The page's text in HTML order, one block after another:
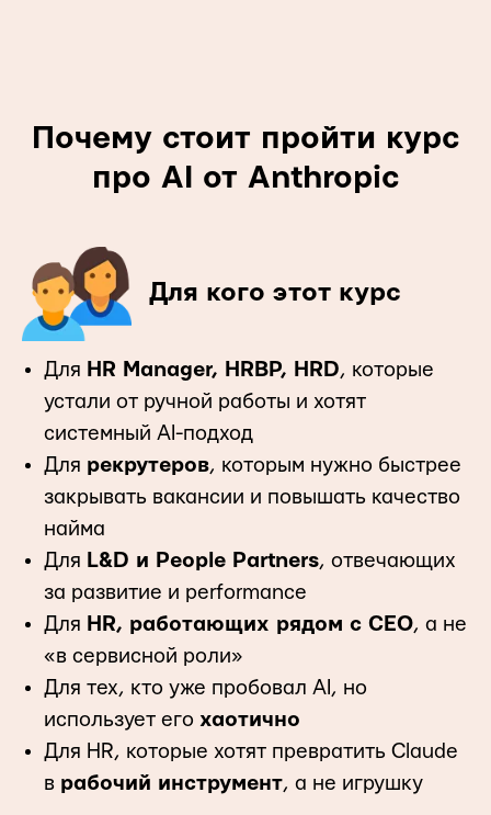
Почему стоит пройти курс
про AI от Anthropic
Для кого этот курс
Для HR Manager, HRBP, HRD, которые
устали от ручной работы и хотят
системный AI-подход
Для рекрутеров, которым нужно быстрее
закрывать вакансии и повышать качество
найма
Для L&D и People Partners, отвечающих
за развитие и performance
Для HR, работающих рядом с CEO, а не
«в сервисной роли»
Для тех, кто уже пробовал AI, но
использует его хаотично
Для HR, которые хотят превратить Claude
в рабочий инструмент, а не игрушку